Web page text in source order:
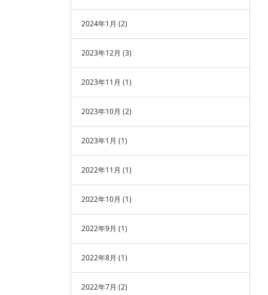
2024年1月 (2)
2023年12月 (3)
2023年11月 (1)
2023年10月 (2)
2023年1月 (1)
2022年11月 (1)
2022年10月 (1)
2022年9月 (1)
2022年8月 (1)
2022年7月 (2)